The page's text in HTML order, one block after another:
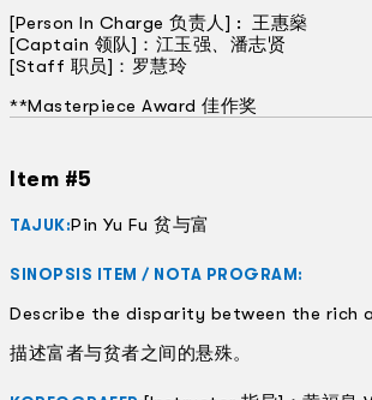
[Person In Charge 负责人] : 王惠燊
[Captain 领队]：江玉强、 潘志贤
[Staff 职员]：罗慧玲
**Masterpiece Award 佳作奖
Item #5
TAJUK:Pin Yu Fu 贫与富
SINOPSIS ITEM / NOTA PROGRAM:
Describe the disparity between the rich
描述富者与贫者之间的悬殊。